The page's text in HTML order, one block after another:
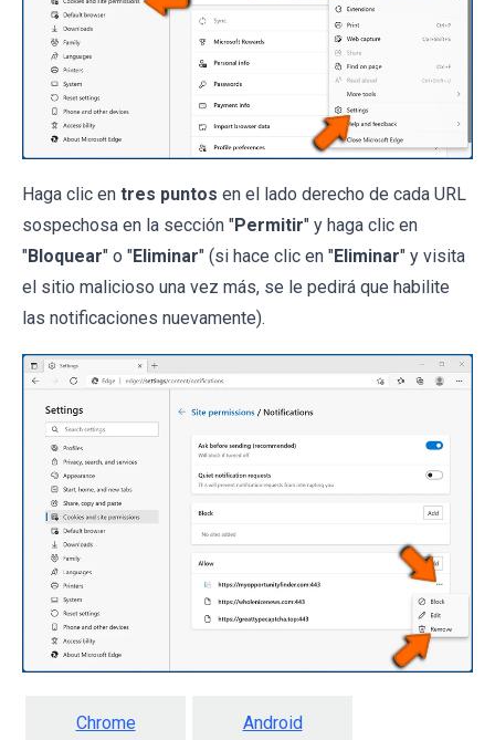
Haga clic en tres puntos en el lado derecho de cada URL
sospechosa en la sección "Permitir" y haga clic en
"Bloquear" o "Eliminar" (si hace clic en "Eliminar" y visita
el sitio malicioso una vez más, se le pedirá que habilite
las notificaciones nuevamente).
Chrome Android